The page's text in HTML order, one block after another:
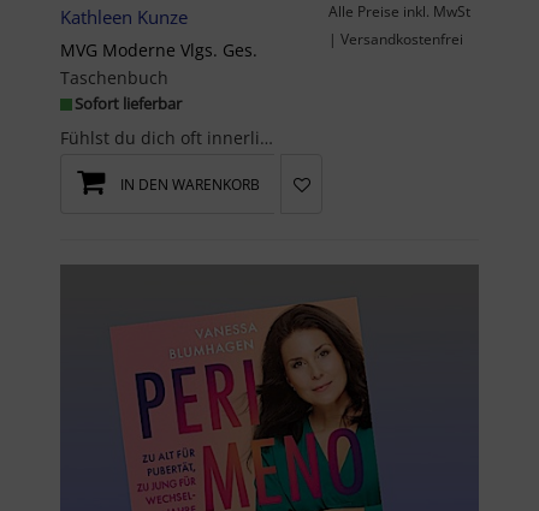
Kathleen Kunze
MVG Moderne Vlgs. Ges.
Taschenbuch
Sofort lieferbar
Fühlst du dich oft innerlich unruhig, angespannt oder von unerklärlichen Ängsten überwältigt? Was...
Alle Preise inkl. MwSt
| Versandkostenfrei
IN DEN WARENKORB